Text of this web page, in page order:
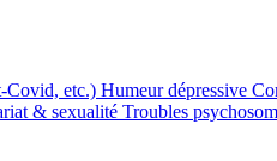
Covid, etc.) Humeur dépressive
& sexualité Troubles